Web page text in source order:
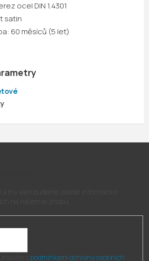
ocel DIN 1.4301
satin
60 měsíců (5 let)
podmínkami ochrany osobních